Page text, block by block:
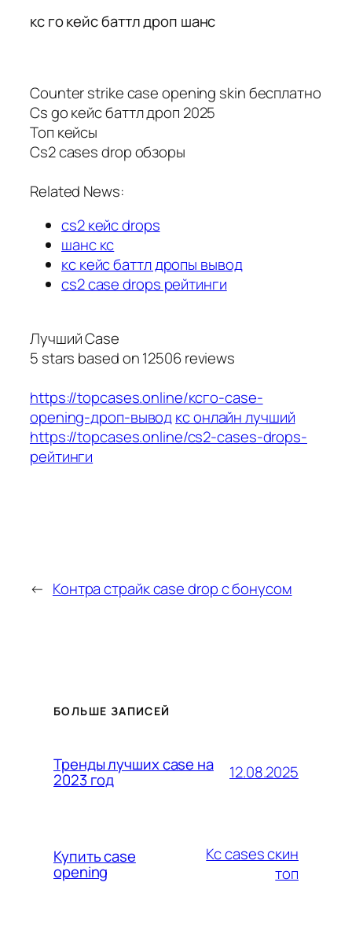
кс го кейс баттл дроп шанс
Counter strike case opening skin бесплатно
Cs go кейс баттл дроп 2025
Топ кейсы
Cs2 cases drop обзоры
Related News:
cs2 кейс drops
шанс кс
кс кейс баттл дропы вывод
cs2 case drops рейтинги
Лучший Case
5 stars based on12506reviews
https://topcases.online/ксго-case-
opening-дроп-выводкс онлайн лучший
https://topcases.online/cs2-cases-drops-
рейтинги
← Контра страйк case drop с бонусом
БОЛЬШЕ ЗАПИСЕЙ
Тренды лучших case на
2023 год 12.08.2025
Купить case
opening
Кс cases скин
топ